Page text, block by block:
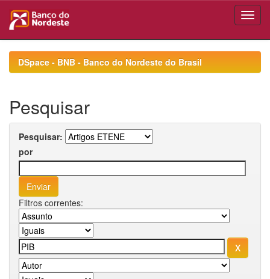
navigationDSpace - BNB - Banco do Nordeste do Brasil
Pesquisar
Pesquisar:
por
Filtros correntes: